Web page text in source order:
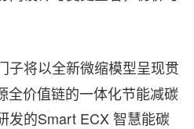
子将以全新微缩模型呈现贯
全价值链的一体化节能减碳
发的Smart ECX 智慧能碳